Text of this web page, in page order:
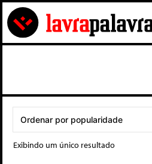
Exibindo um único resultado